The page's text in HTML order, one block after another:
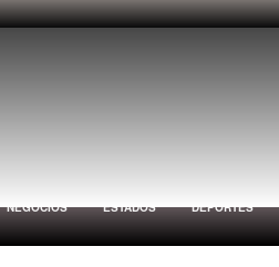
NEGOCIOS ESTADOS DEPORTES